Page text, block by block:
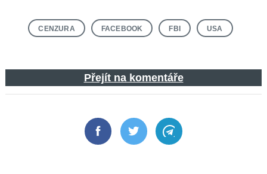
CENZURA FACEBOOK FBI USA
Přejít na komentáře
FacebookTwitter Telegram